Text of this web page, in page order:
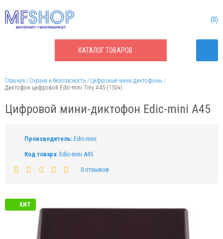
КАТАЛОГТОВАРОВ
0
Главная Охрана и безопасность
Цифровые мини диктофоны
Диктофон цифровой Edic-mini Tiny A45 (150ч)
Цифровой мини-диктофон Edic-mini A45
Производитель: Edic-mini
Код товара: Edic-mini A45
0 отзывов
ХИТ